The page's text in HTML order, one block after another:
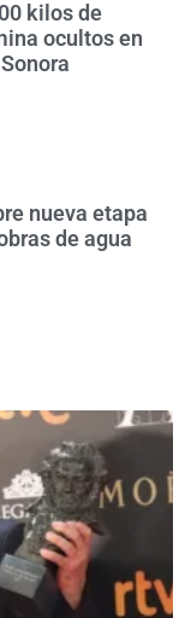
kilos de
ocultos en
nueva etapa
de agua